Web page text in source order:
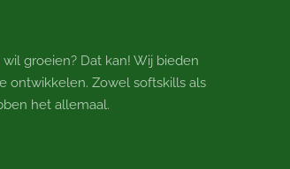
groeien? Dat kan! Wij bieden
ontwikkelen. Zowel softskills als
het allemaal.